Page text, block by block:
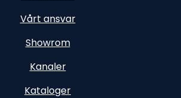
Vårt ansvar
Showrom
Kanaler
Kataloger